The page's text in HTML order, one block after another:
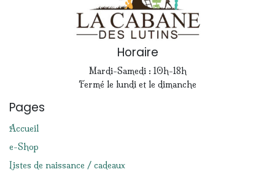
Horaire
Mardi-Samedi : 10h-18h
Fermé le lundi et le dimanche
Pages
Accueil
e-Shop
Listes de naissance / cadeaux